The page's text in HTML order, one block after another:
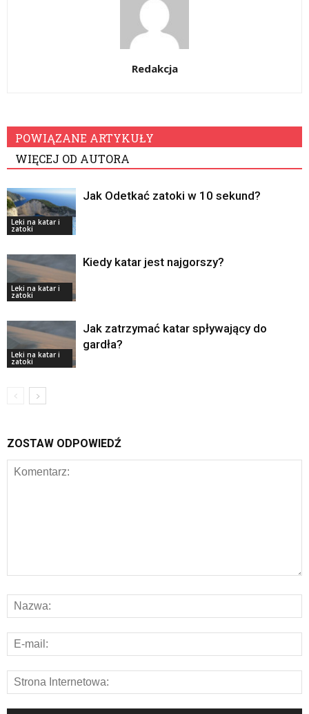
Redakcja
POWIĄZANE ARTYKUŁY
WIĘCEJ OD AUTORA
Leki na katar i
zatoki
Jak Odetkać zatoki w 10 sekund?
Leki na katar i
zatoki
Kiedy katar jest najgorszy?
Leki na katar i
zatoki
Jak zatrzymać katar spływający do
gardła?
ZOSTAW ODPOWIEDŹ